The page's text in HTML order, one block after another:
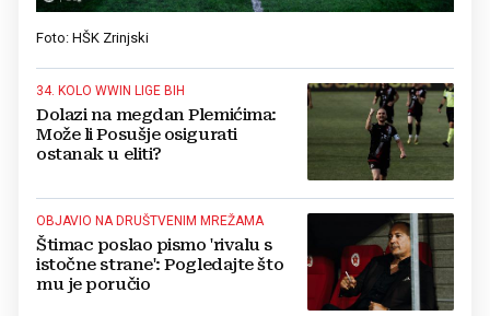
Foto: HŠK Zrinjski
34. KOLO WWIN LIGE BIH
Dolazi na megdan Plemićima:
Može li Posušje osigurati
ostanak u eliti?
OBJAVIO NA DRUŠTVENIM MREŽAMA
Štimac poslao pismo 'rivalu s
istočne strane': Pogledajte što
mu je poručio